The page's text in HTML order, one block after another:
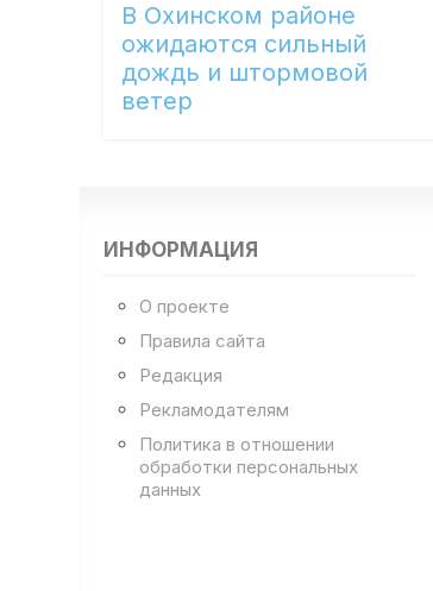
В Охинском районе
ожидаются сильный
дождь и штормовой
ветер
ИНФОРМАЦИЯ
О проекте
Правила сайта
Редакция
Рекламодателям
Политика в отношении
обработки персональных
данных